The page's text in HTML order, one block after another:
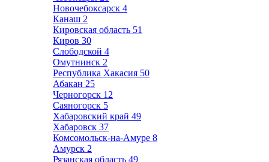
Новочебоксарск 4
Канаш 2
Кировская область 51
Киров 30
Слободской 4
Омутнинск 2
Республика Хакасия 50
Абакан 25
Черногорск 12
Саяногорск 5
Хабаровский край 49
Хабаровск 37
Комсомольск-на-Амуре 8
Амурск 2
Рязанская область 49